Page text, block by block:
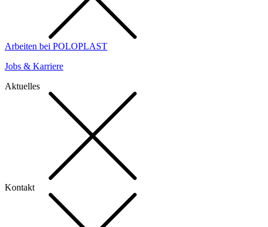
Arbeiten bei POLOPLAST
Jobs & Karriere
Aktuelles
Kontakt